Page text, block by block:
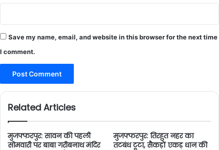
Save my name, email, and website in this browser for the next time
I comment.
Related Articles
मुजफ्फरपुर: सावन की पहली
सोमवारी पर बाबा गरीबनाथ मंदिर
मुजफ्फरपुर: तिरहुत नहर का
तटबंध टूटा, सैकड़ों एकड़ धान की